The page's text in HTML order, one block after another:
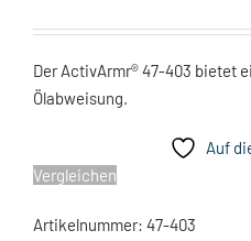
Der ActivArmr® 47-403 bietet
Ölabweisung.
Auf
Vergleichen
Artikelnummer: 47-403